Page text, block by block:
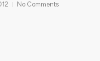
No Comments